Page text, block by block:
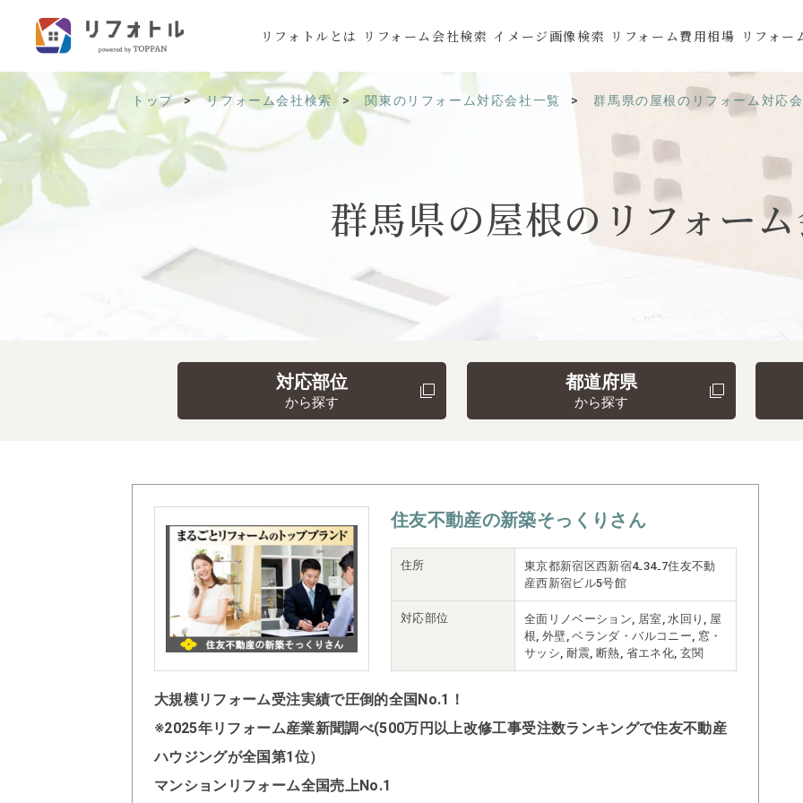
リフォトルとは リフォーム会社検索 イメージ画像検索 リフォーム費用相場 リフォー
トップ リフォーム会社検索 関東のリフォーム対応会社一覧 群馬県の屋根のリフォーム対応
群馬県の屋根の リフォー
対応部位
から探す
都道府県
から探す
住友不動産の新築そっくりさん
住所
東京都新宿区西新宿4₋34₋7住友不動
産西新宿ビル5号館
対応部位
全面リノベーション, 居室, 水回り, 屋
根, 外壁, ベランダ・バルコニー, 窓・
サッシ, 耐震, 断熱, 省エネ化, 玄関
大規模リフォーム受注実績で圧倒的全国No.1！
※2025年リフォーム産業新聞調べ(500万円以上改修工事受注数ランキングで住友不動産
ハウジングが全国第1位）
マンションリフォーム全国売上No.1